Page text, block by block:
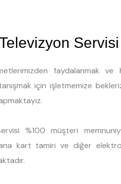
Servisi
faydalanmak ve
için işletmemize
%100 müşteri
kart tamiri ve diğer